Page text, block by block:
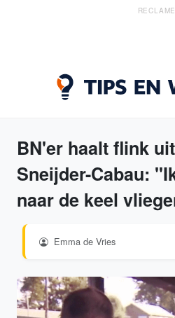
RECLAME
BN'er haalt flink
Sneijder-Cabau:
naar de keel
Emma de Vries